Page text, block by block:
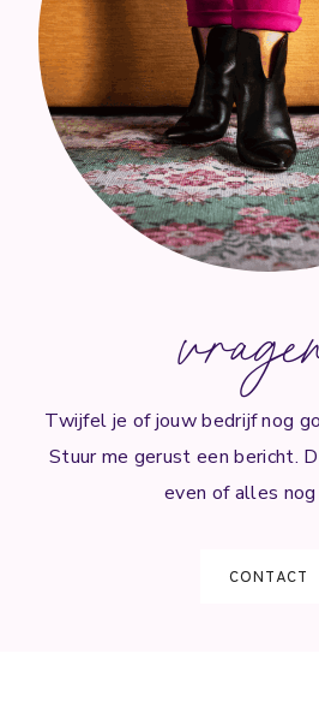
Twijfel je of jouw bedrijf nog
Stuur me gerust een bericht.
even of alles
CONTACT